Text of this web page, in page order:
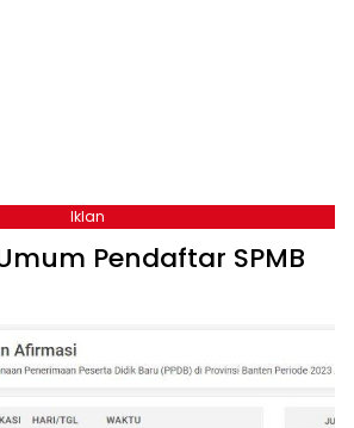
Iklan
Pendaftar SPMB